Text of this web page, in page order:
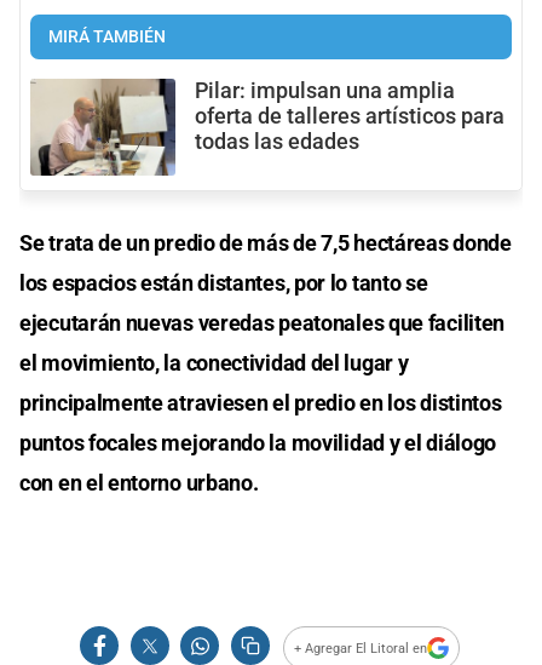
MIRÁ TAMBIÉN
Pilar: impulsan una amplia
oferta de talleres artísticos para
todas las edades
Se trata de un predio de más de 7,5 hectáreas donde
los espacios están distantes, por lo tanto se
ejecutarán nuevas veredas peatonales que faciliten
el movimiento, la conectividad del lugar y
principalmente atraviesen el predio en los distintos
puntos focales mejorando la movilidad y el diálogo
con en el entorno urbano.
+ Agregar El Litoral en